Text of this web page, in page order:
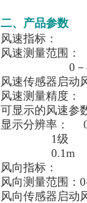
二、产品参数
风速指标：
风速测量范围
0－40m/s
风速传感器启
风速测量精度
可显示的风速参
显示分辨率：
1级 （
0.1m （
风向指标：
风向测量范围：
风向传感器启动